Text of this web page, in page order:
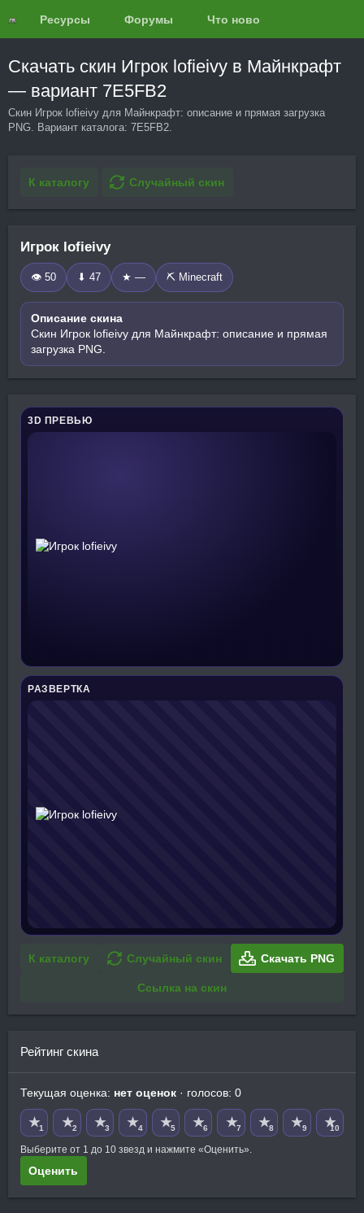
Ресурсы Форумы Что нового?
Скачать скин Игрок lofieivy в Майнкрафт
— вариант 7E5FB2
Скин Игрок lofieivy для Майнкрафт: описание и прямая загрузка
PNG. Вариант каталога: 7E5FB2.
К каталогу Случайный скин
Игрок lofieivy
👁 50 ⬇ 47 ★ — ⛏️ Minecraft
Описание скина
Скин Игрок lofieivy для Майнкрафт: описание и прямая
загрузка PNG.
3D ПРЕВЬЮ
РАЗВЕРТКА
К каталогу Случайный скин Скачать PNG
Ссылка на скин
Рейтинг скина
Текущая оценка: нет оценок · голосов: 0
★1 ★2 ★3 ★4 ★5 ★6 ★7 ★8 ★9 ★10
Выберите от 1 до 10 звезд и нажмите «Оценить».
Оценить